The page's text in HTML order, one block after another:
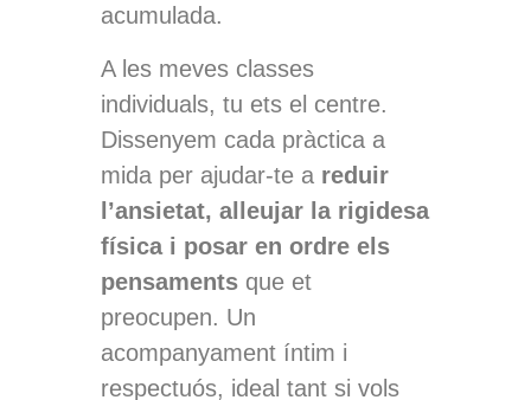
acumulada.
A les meves classes
individuals, tu ets el centre.
Dissenyem cada pràctica a
mida per ajudar-te a reduir
l’ansietat, alleujar la rigidesa
física i posar en ordre els
pensaments que et
preocupen. Un
acompanyament íntim i
respectuós, ideal tant si vols